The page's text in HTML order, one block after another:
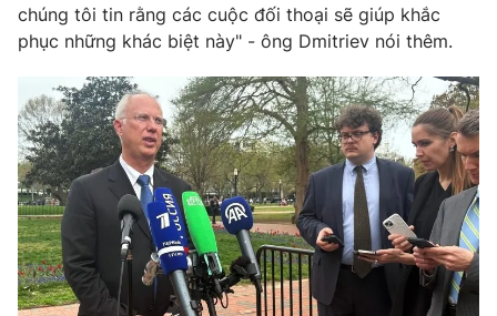
Thị trường 24h Tấm lòng Việt
VTV4 Vươn mình bằng AI
VTV9 VTV8
Liên hệ tòa soạn English
chúng tôi tin rằng các cuộc đối thoại sẽ giúp khắc
phục những khác biệt này" - ông Dmitriev nói thêm.